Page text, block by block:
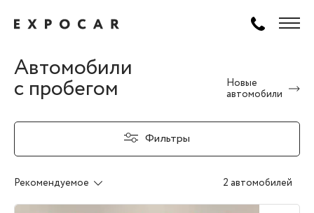
Автомобили
с пробегом
Новые
автомобили
Фильтры
Рекомендуемое 2 автомобилей